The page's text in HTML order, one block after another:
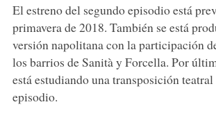
El estreno del segundo episodio está
primavera de 2018. También se está
versión napolitana con la participación
los barrios de Sanità y Forcella. Por
está estudiando una transposición
episodio.